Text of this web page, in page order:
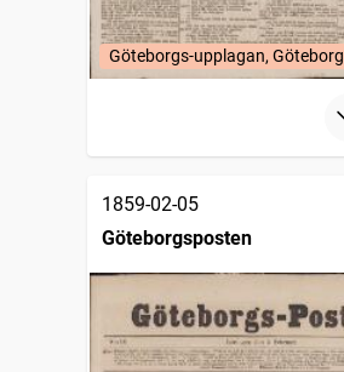
Göteborgs-upplagan, Göteborg
1859-02-05
Göteborgsposten